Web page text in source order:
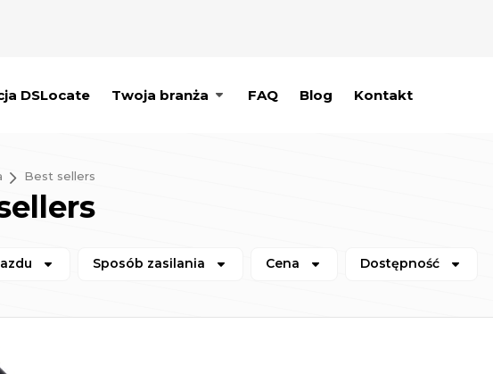
DSLocate Twoja branża FAQ Blog Kontakt
Best sellers
Sposób zasilania Cena Dostępność